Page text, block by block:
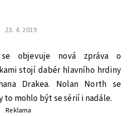
23. 4. 2019
se objevuje nová zpráva o
stojí dabér hlavního hrdiny
Drakea. Nolan North se
to mohlo být se sérií i nadále.
Reklama